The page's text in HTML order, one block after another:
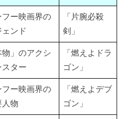
カンフー映画スター俳優９選⑤】
ンフー映画スター俳優９選⑥】
） 【カンフー映画スター俳優９選
フー映画界の
ェンド
「片腕必殺
剣」
物」のアクシ
スター
「燃えよドラ
ゴン」
フー映画界の
人物
「燃えよデブ
ゴン」